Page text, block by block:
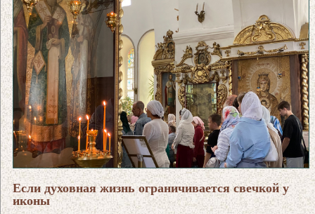
Если духовная жизнь ограничивается свечкой у
иконы